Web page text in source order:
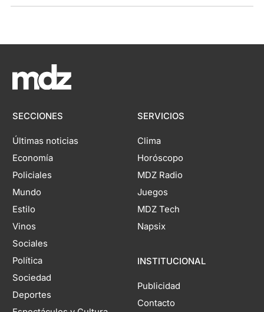
SECCIONES
Últimas noticias
Economía
Policiales
Mundo
Estilo
Vinos
Sociales
Política
Sociedad
Deportes
SERVICIOS
Clima
Horóscopo
MDZ Radio
Juegos
MDZ Tech
Napsix
INSTITUCIONAL
Publicidad
Contacto